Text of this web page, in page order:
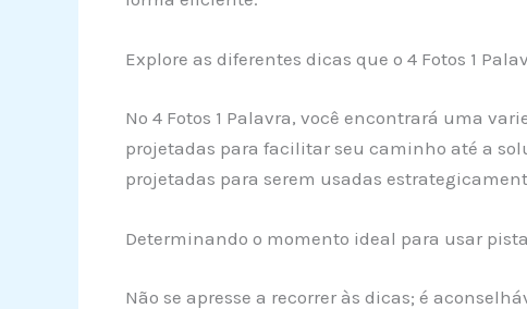
Explore as diferentes dicas que o 4 Fotos 1
No 4 Fotos 1 Palavra, você encontrará uma
projetadas para facilitar seu caminho até a
projetadas para serem usadas
Determinando o momento ideal para usar
Não se apresse a recorrer às dicas; é